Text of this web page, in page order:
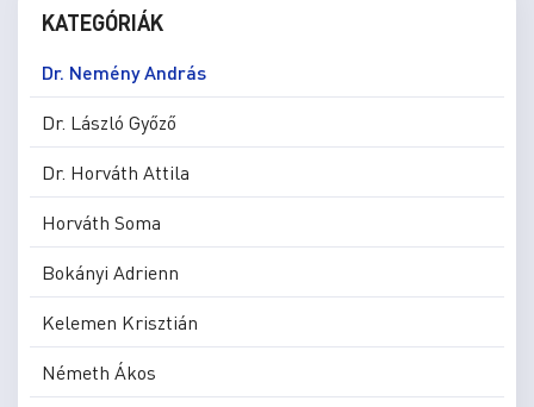
KATEGÓRIÁK
Dr. Nemény András
Dr. László Győző
Dr. Horváth Attila
Horváth Soma
Bokányi Adrienn
Kelemen Krisztián
Németh Ákos